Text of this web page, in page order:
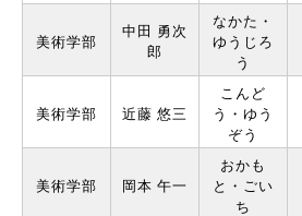
美術学部
中⽥ 勇次
郎
なかた・
ゆうじろ
う
美術学部 近藤 悠三
こんど
う・ゆう
ぞう
美術学部 岡本 午⼀
おかも
と・ごい
ち